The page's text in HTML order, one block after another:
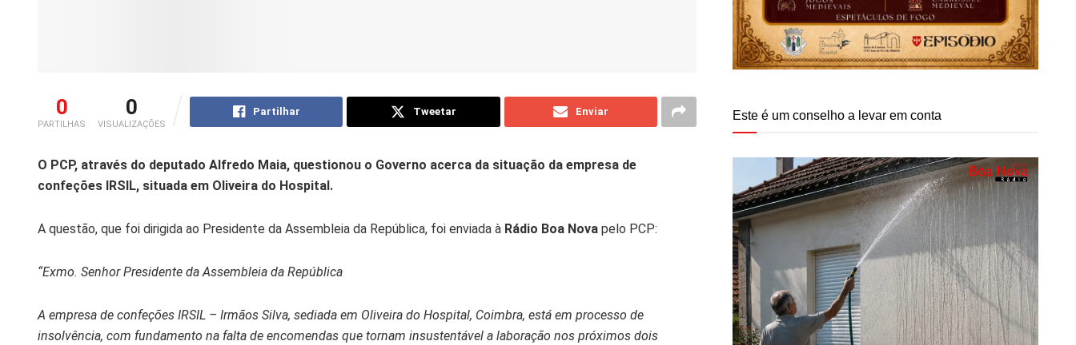
0
PARTILHAS
0
VISUALIZAÇÕES
Partilhar Tweetar Enviar
O PCP, através do deputado Alfredo Maia, questionou o Governo acerca da situação da empresa de
confeções IRSIL, situada em Oliveira do Hospital.
A questão, que foi dirigida ao Presidente da Assembleia da República, foi enviada à Rádio Boa Nova pelo PCP:
“Exmo. Senhor Presidente da Assembleia da República
A empresa de confeções IRSIL – Irmãos Silva, sediada em Oliveira do Hospital, Coimbra, está em processo de
insolvência, com fundamento na falta de encomendas que tornam insustentável a laboração nos próximos dois
Este é um conselho a levar em conta